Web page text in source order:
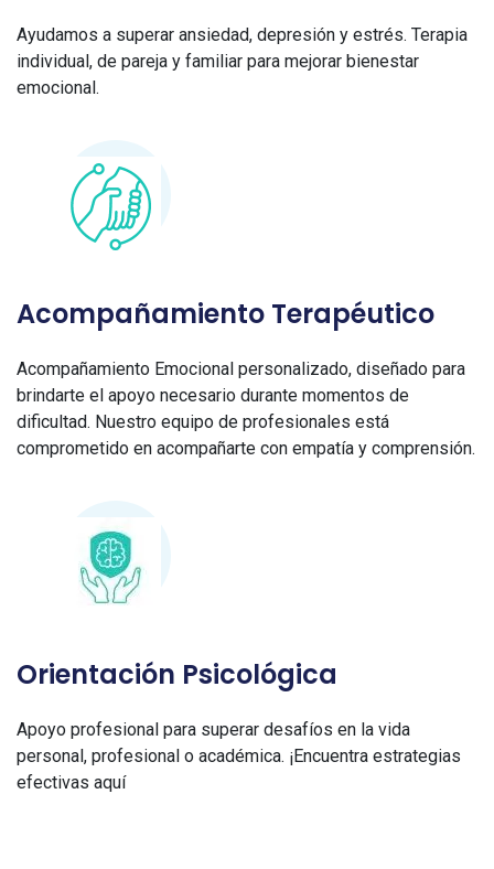
Ayudamos a superar ansiedad, depresión y estrés. Terapia
individual, de pareja y familiar para mejorar bienestar
emocional.
Acompañamiento Terapéutico
Acompañamiento Emocional personalizado, diseñado para
brindarte el apoyo necesario durante momentos de
dificultad. Nuestro equipo de profesionales está
comprometido en acompañarte con empatía y comprensión.
Orientación Psicológica
Apoyo profesional para superar desafíos en la vida
personal, profesional o académica. ¡Encuentra estrategias
efectivas aquí